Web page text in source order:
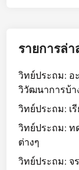
รายการล่า
วิทย์ประถม: อ
วิวัฒนาการบ้า
วิทย์ประถม: เ
วิทย์ประถม: ท
ต่างๆ
วิทย์ประถม: จ